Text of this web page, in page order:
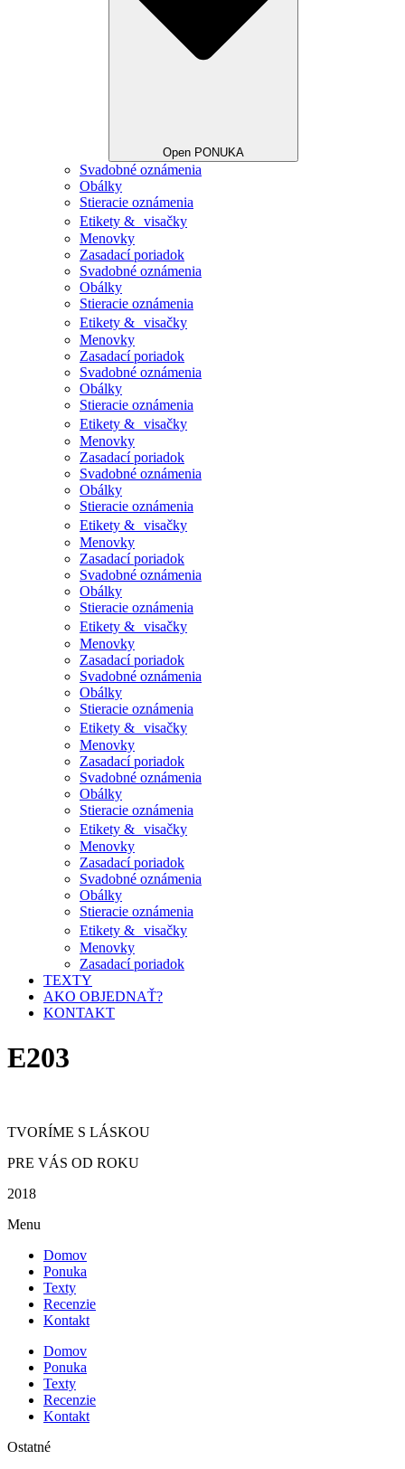
Open PONUKA
Svadobné oznámenia
Obálky
Stieracie oznámenia
Etikety & visačky
Menovky
Zasadací poriadok
Svadobné oznámenia
Obálky
Stieracie oznámenia
Etikety & visačky
Menovky
Zasadací poriadok
Svadobné oznámenia
Obálky
Stieracie oznámenia
Etikety & visačky
Menovky
Zasadací poriadok
Svadobné oznámenia
Obálky
Stieracie oznámenia
Etikety & visačky
Menovky
Zasadací poriadok
Svadobné oznámenia
Obálky
Stieracie oznámenia
Etikety & visačky
Menovky
Zasadací poriadok
Svadobné oznámenia
Obálky
Stieracie oznámenia
Etikety & visačky
Menovky
Zasadací poriadok
Svadobné oznámenia
Obálky
Stieracie oznámenia
Etikety & visačky
Menovky
Zasadací poriadok
Svadobné oznámenia
Obálky
Stieracie oznámenia
Etikety & visačky
Menovky
Zasadací poriadok
TEXTY
AKO OBJEDNAŤ?
KONTAKT
E203
TVORÍME S LÁSKOU
PRE VÁS OD ROKU
2018
Menu
Domov
Ponuka
Texty
Recenzie
Kontakt
Domov
Ponuka
Texty
Recenzie
Kontakt
Ostatné